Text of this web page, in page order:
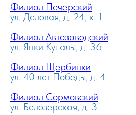
Филиал Печерский
ул. Деловая, д. 24, к. 1
Филиал Автозаводский
ул. Янки Купалы, д. 36
Филиал Щербинки
ул. 40 лет Победы, д. 4
Филиал Сормовский
ул. Белозерская, д. 3